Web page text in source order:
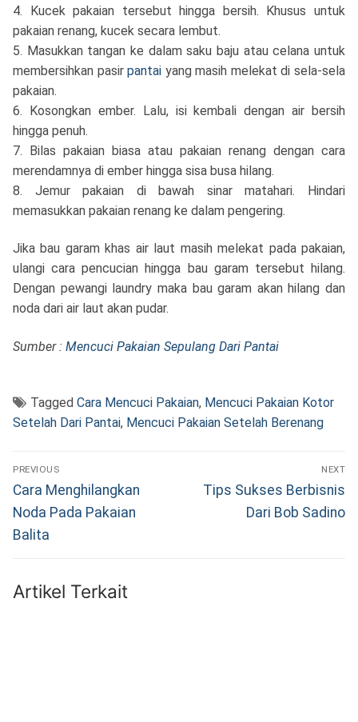
4. Kucek pakaian tersebut hingga bersih. Khusus untuk
pakaian renang, kucek secara lembut.
5. Masukkan tangan ke dalam saku baju atau celana untuk
membersihkan pasirpantai yang masih melekat di sela-sela
pakaian.
6. Kosongkan ember. Lalu, isi kembali dengan air bersih
hingga penuh.
7. Bilas pakaian biasa atau pakaian renang dengan cara
merendamnya di ember hingga sisa busa hilang.
8. Jemur pakaian di bawah sinar matahari. Hindari
memasukkan pakaian renang ke dalam pengering.
Jika bau garam khas air laut masih melekat pada pakaian,
ulangi cara pencucian hingga bau garam tersebut hilang.
Dengan pewangi laundry maka bau garam akan hilang dan
noda dari air laut akan pudar.
Sumber : Mencuci Pakaian Sepulang Dari Pantai
Tagged Cara Mencuci Pakaian, Mencuci Pakaian Kotor
Setelah Dari Pantai, Mencuci Pakaian Setelah Berenang
Navigasi
pos
PREVIOUS
Previous
post:
Cara Menghilangkan
Noda Pada Pakaian
Balita
NEXT
Next
Tips Sukses Berbisnis
Dari Bob Sadino
Artikel Terkait